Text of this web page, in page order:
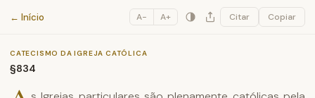
Catecismo da Igreja Católica
← Início A− A+ Citar Copiar
CATECISMO DA IGREJA CATÓLICA
§834